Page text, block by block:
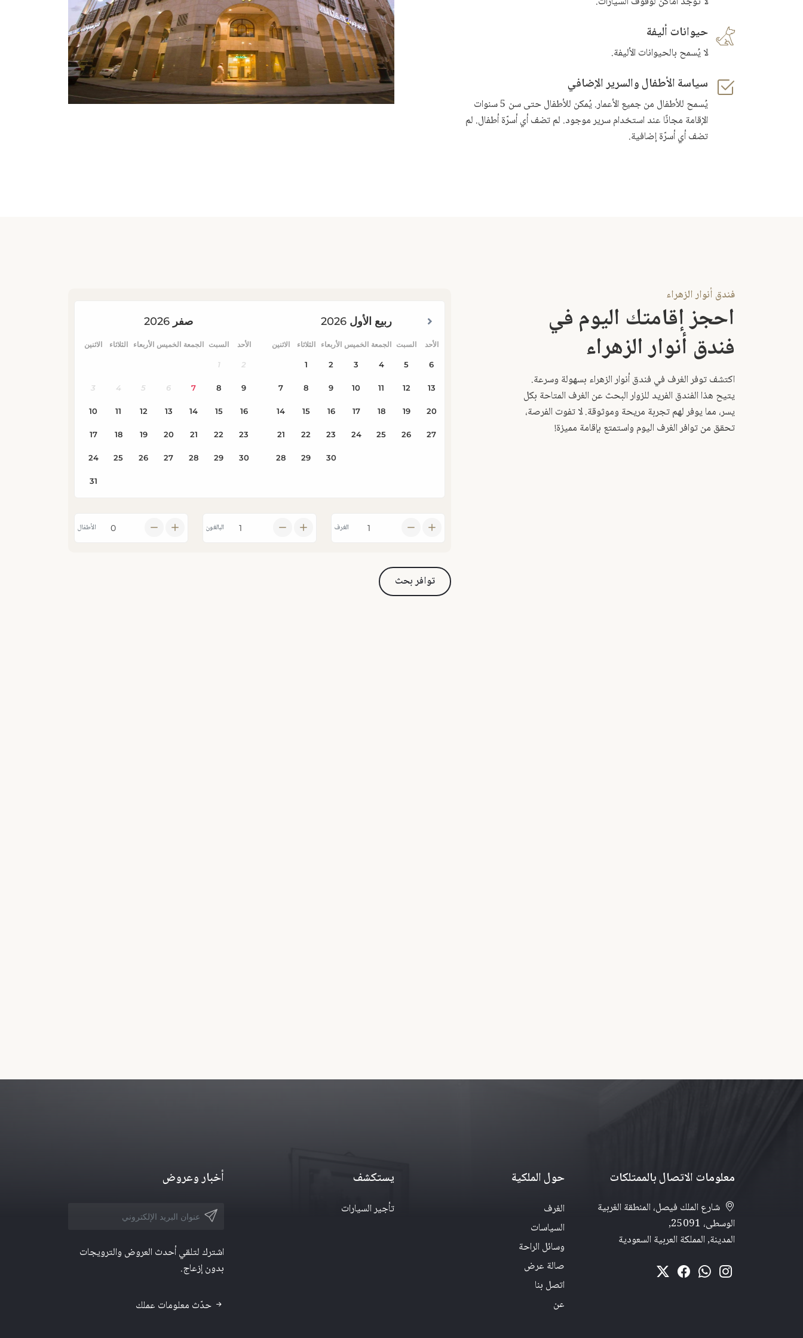
حيوانات أليفة
لا يُسمح بالحيوانات الأليفة.
سياسة الأطفال والسرير الإضافي
يُسمح للأطفال من جميع الأعمار. يُمكن للأطفال حتى سن 5 سنوات
الإقامة مجانًا عند استخدام سرير موجود. لم تضف أي أسرّة أطفال. لم
تضف أي أسرّة إضافية.
فندق أنوار الزهراء
احجز إقامتك اليوم في
فندق أنوار الزهراء
اكتشف توفر الغرف في فندق أنوار الزهراء بسهولة وسرعة.
يتيح هذا الفندق الفريد للزوار البحث عن الغرف المتاحة بكل
يسر، مما يوفر لهم تجربة مريحة وموثوقة. لا تفوت الفرصة،
تحقق من توافر الغرف اليوم واستمتع بإقامة مميزة!
الغرف البالغون الأطفال
توافر بحث
معلومات الاتصال بالممتلكات
شارع الملك فيصل، المنطقة الغربية
الوسطى، 25091,
المدينة, المملكة العربية السعودية
حول الملكية
الغرف
السياسات
وسائل الراحة
صالة عرض
اتصل بنا
عن
يستكشف
تأجير السيارات
أخبار وعروض
اشترك لتلقي أحدث العروض والترويجات
بدون إزعاج.
حدّث معلومات عملك